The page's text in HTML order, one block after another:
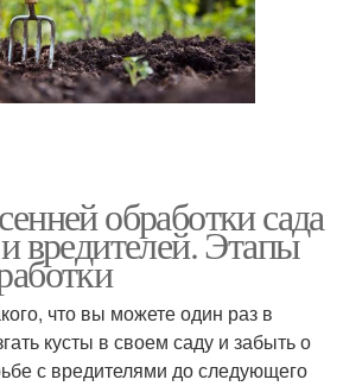
обработки сада
вредителей. Этапы
что вы можете один раз в
кусты в своем саду и забыть о
с вредителями до следующего